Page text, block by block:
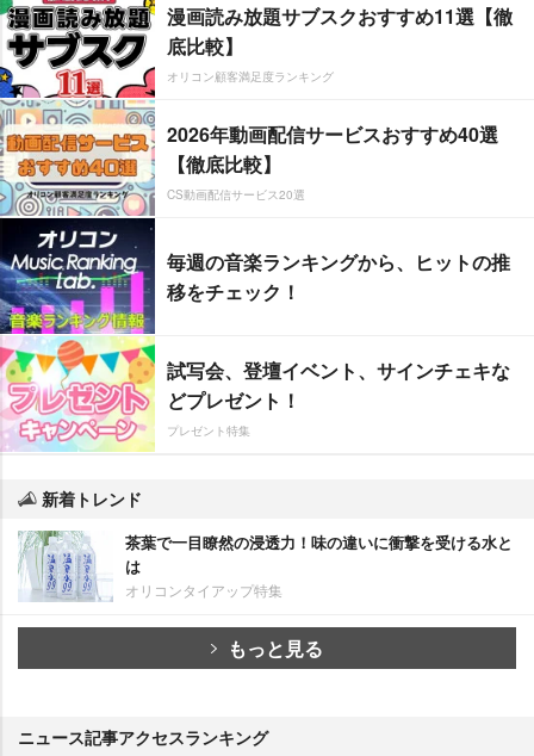
漫画読み放題サブスクおすすめ11選【徹
底比較】
オリコン顧客満足度ランキング
2026年動画配信サービスおすすめ40選
【徹底比較】
CS動画配信サービス20選
毎週の音楽ランキングから、ヒットの推
移をチェック！
試写会、登壇イベント、サインチェキな
どプレゼント！
プレゼント特集
新着トレンド
茶葉で一目瞭然の浸透力！味の違いに衝撃を受ける水と
は
オリコンタイアップ特集
もっと見る
ニュース記事アクセスランキング